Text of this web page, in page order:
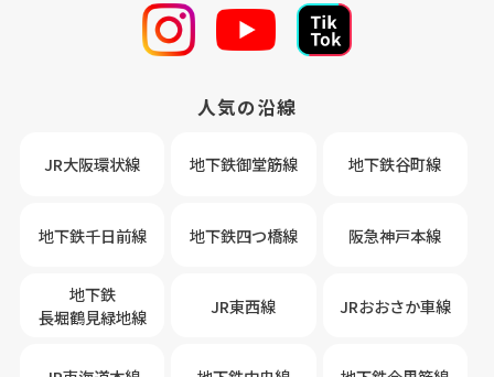
人気の沿線
JR大阪環状線 地下鉄御堂筋線 地下鉄谷町線
地下鉄千日前線 地下鉄四つ橋線 阪急神戸本線
地下鉄
長堀鶴見緑地線
JR東西線 JRおおさか車線